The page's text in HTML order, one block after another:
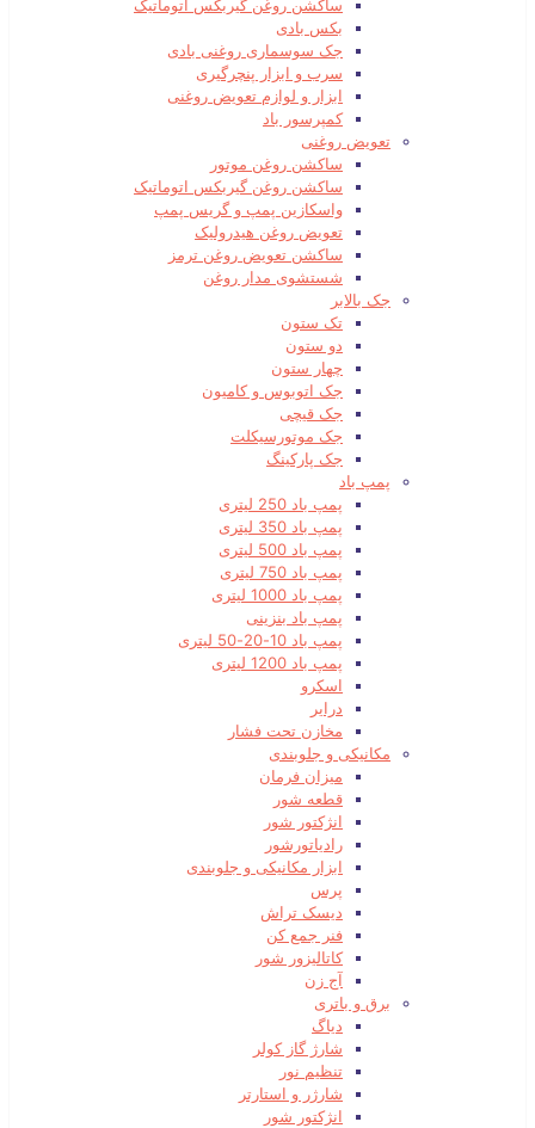
ساکشن روغن گیربکس اتوماتیک
بکس بادی
جک سوسماری روغنی بادی
سرب و ابزار پنچرگیری
ابزار و لوازم تعویض روغنی
کمپرسور باد
تعویض روغنی
ساکشن روغن موتور
ساکشن روغن گیربکس اتوماتیک
واسکازین پمپ و گریس پمپ
تعویض روغن هیدرولیک
ساکشن تعویض روغن ترمز
شستشوی مدار روغن
جک بالابر
تک ستون
دو ستون
چهار ستون
جک اتوبوس و کامیون
جک قیچی
جک موتورسیکلت
جک پارکینگ
پمپ باد
پمپ باد 250 لیتری
پمپ باد 350 لیتری
پمپ باد 500 لیتری
پمپ باد 750 لیتری
پمپ باد 1000 لیتری
پمپ باد بنزینی
پمپ باد 10-20-50 لیتری
پمپ باد 1200 لیتری
اسکرو
درایر
مخازن تحت فشار
مکانیکی و جلوبندی
میزان فرمان
قطعه شور
انژکتور شور
رادیاتورشور
ابزار مکانیکی و جلوبندی
پرس
دیسک تراش
فنر جمع کن
کاتالیزور شور
آج زن
برق و باتری
دیاگ
شارژ گاز کولر
تنظیم نور
شارژر و استارتر
انژکتور شور